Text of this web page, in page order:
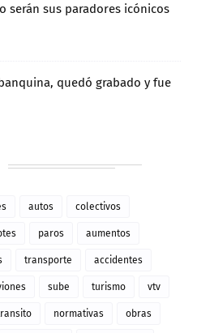
serán sus paradores icónicos
quedó grabado y fue
autos colectivos
paros aumentos
transporte accidentes
sube turismo vtv
normativas obras